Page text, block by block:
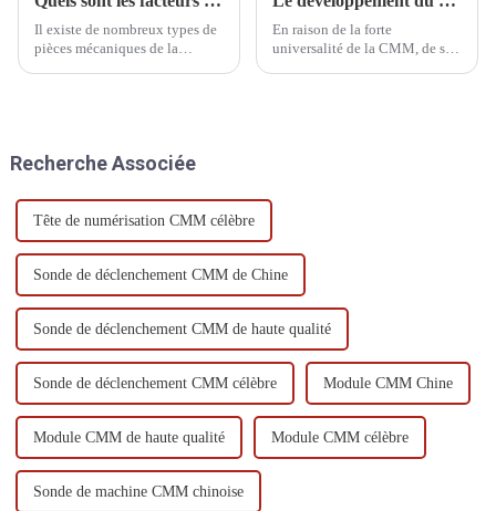
Il existe de nombreux types de
pièces mécaniques de la
pneumatique, la fréquence
En raison de la forte
universalité de la CMM, de sa
grande...
Recherche Associée
Tête de numérisation CMM célèbre
Sonde de déclenchement CMM de Chine
Sonde de déclenchement CMM de haute qualité
Sonde de déclenchement CMM célèbre Module CMM Chine
Module CMM de haute qualité Module CMM célèbre
Sonde de machine CMM chinoise